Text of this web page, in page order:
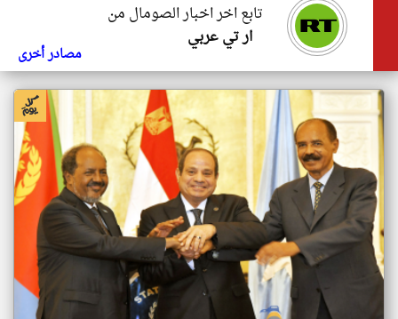
تابع اخر اخبار الصومال من
ار تي عربي
مصادر أخرى